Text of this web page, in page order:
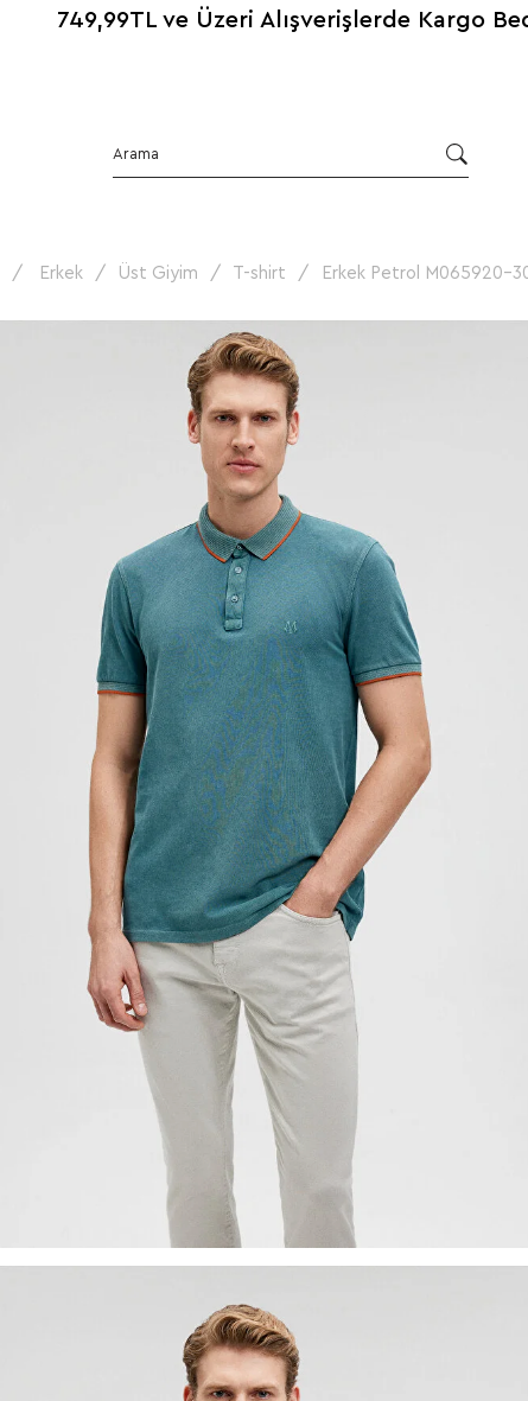
749,99TL ve Üzeri Alışverişlerde Kargo
Erkek Üst Giyim T-shirt Erkek Petrol M065920-